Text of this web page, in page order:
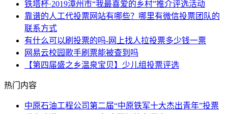
铁塔杯·2019漳州市“我最喜爱的乡村”推介评选活动
靠谱的人工代投票网站有哪些？哪里有微信投票团队的
联系方式
有什么可以刷投票的吗-网上找人拉投票多少钱一票
网易云校园歌手刷票能被查到吗
【第四届盛之乡温泉宝贝】少儿组投票评选
热门内容
中原石油工程公司第二届“中原铁军十大杰出青年”投票